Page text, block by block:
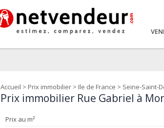
Accueil > Prix immobilier > Ile de France > Seine-Saint-
Prix immobilier Rue Gabriel à
Prix au m²